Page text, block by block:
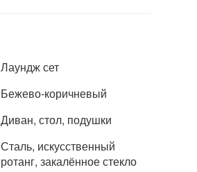
Лаундж сет
Бежево-коричневый
Диван, стол, подушки
Сталь, искусственный
ротанг, закалённое стекло